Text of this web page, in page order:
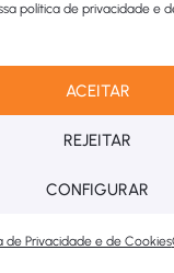
política de privacidade e
ACEITAR
REJEITAR
CONFIGURAR
de Privacidade e de Cookies
Crédito
ou Bilhete de